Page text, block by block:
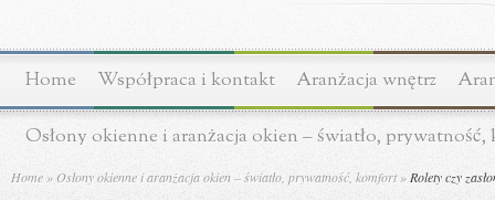
Home Współpraca i kontakt Aranżacja wnętrz
Osłony okienne i aranżacja okien – światło,
Home » Osłony okienne i aranżacja okien – światło, prywatność, komfort » Rolety czy